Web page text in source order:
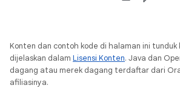
Konten dan contoh kode di halaman ini tunduk
dijelaskan dalam Lisensi Konten. Java dan
dagang atau merek dagang terdaftar dari
afiliasinya.